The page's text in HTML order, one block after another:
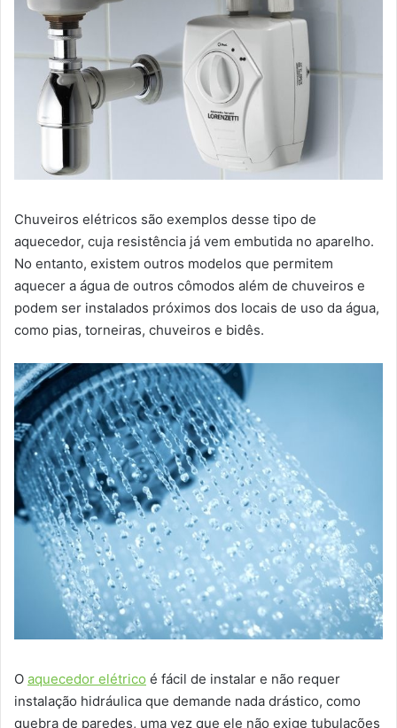
Chuveiros elétricos são exemplos desse tipo de
aquecedor, cuja resistência já vem embutida no aparelho.
No entanto, existem outros modelos que permitem
aquecer a água de outros cômodos além de chuveiros e
podem ser instalados próximos dos locais de uso da água,
como pias, torneiras, chuveiros e bidês.
O aquecedor elétrico é fácil de instalar e não requer
instalação hidráulica que demande nada drástico, como
quebra de paredes, uma vez que ele não exige tubulações